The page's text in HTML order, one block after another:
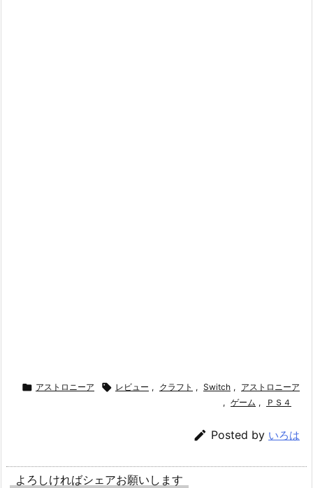
 アストロニーア  レビュー , クラフト , Switch ,
アストロニーア
, ゲーム , ＰＳ４
 Posted by いろは
よろしければシェアお願いします